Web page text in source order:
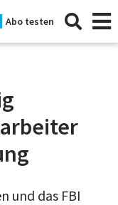
Abo testen
und das FBI